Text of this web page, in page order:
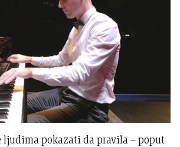
ljudima pokazati da pravila – poput